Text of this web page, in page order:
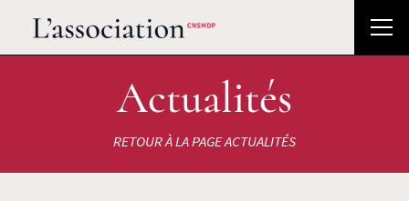
Actualités
RETOUR À LA PAGE ACTUALITÉS